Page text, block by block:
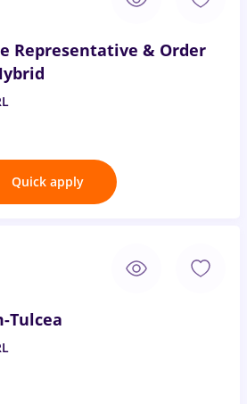
Representative & Order
Quick apply
Tulcea